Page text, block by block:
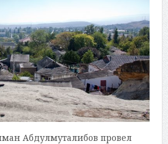
Абдулмуталибов провел